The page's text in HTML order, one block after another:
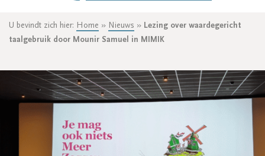
U bevindt zich hier: Home » Nieuws » Lezing over waardegericht
taalgebruik door Mounir Samuel in MIMIK